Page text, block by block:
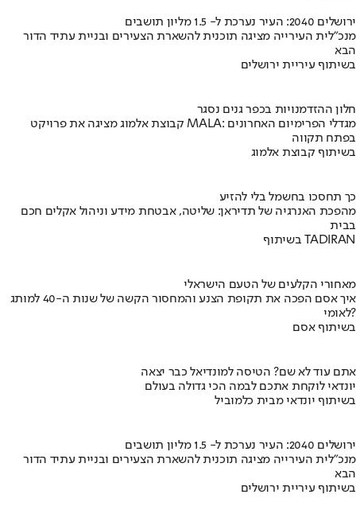
ירושלים 2040: העיר נערכת ל- 1.5 מליון תושבים
מנכ"לית העירייה מציגה תוכנית להשארת הצעירים ובניית עתיד הדור
הבא
בשיתוף עיריית ירושלים
חלון ההזדמנויות בכפר גנים נסגר
קבוצת אלמוג מציגה את פרויקט MALA: מגדלי הפרימיום האחרונים
בפתח תקווה
בשיתוף קבוצת אלמוג
כך תחסכו בחשמל בלי להזיע
מהפכת האנרגיה של תדיראן: שליטה, אבטחת מידע וניהול אקלים חכם
בבית
בשיתוף TADIRAN
מאחורי הקלעים של הטעם הישראלי
איך אסם הפכה את תקופת הצנע והמחסור הקשה של שנות ה-40 למותג
לאומי?
בשיתוף אסם
אתם עוד לא שם? הטיסה למונדיאל כבר יצאה
יונדאי לוקחת אתכם לבמה הכי גדולה בעולם
בשיתוף יונדאי מבית כלמוביל
ירושלים 2040: העיר נערכת ל- 1.5 מליון תושבים
מנכ"לית העירייה מציגה תוכנית להשארת הצעירים ובניית עתיד הדור
הבא
בשיתוף עיריית ירושלים